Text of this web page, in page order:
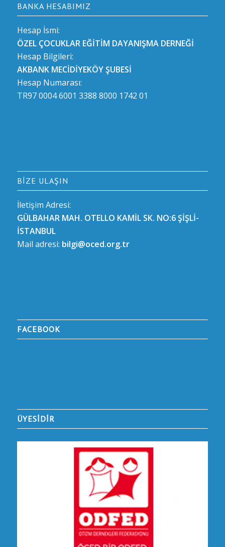
BANKA HESABIMIZ
Hesap İsmi:
ÖZEL ÇOCUKLAR EĞİTİM DAYANIŞMA DERNEĞİ
Hesap Bilgileri:
AKBANK MECİDİYEKÖY ŞUBESİ
Hesap Numarası:
TR97 0004 6001 3388 8000 1742 01
BIZE ULAŞIN
İletişim Adresi:
GÜLBAHAR MAH. OTELLO KAMİL SK. NO:6 ŞİŞLİ-
İSTANBUL
Mail adresi: bilgi@oced.org.tr
FACEBOOK
ÜYESİDİR